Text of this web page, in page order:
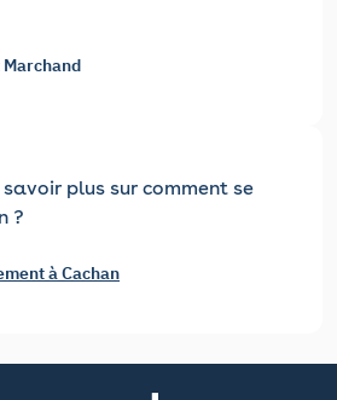
Marchand
plus sur comment se
?
à Cachan